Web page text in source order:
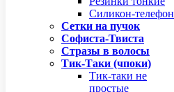
Силикон-телефон
Сетки на пучок
Софиста-Твиста
Стразы в волосы
Тик-Таки (чпоки)
Тик-таки не
простые